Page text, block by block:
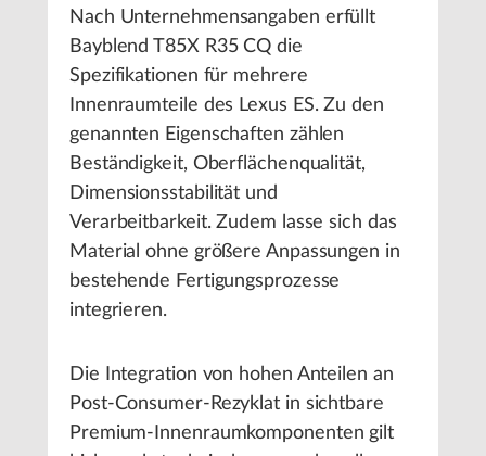
Nach Unternehmensangaben erfüllt
Bayblend T85X R35 CQ die
Spezifikationen für mehrere
Innenraumteile des Lexus ES. Zu den
genannten Eigenschaften zählen
Beständigkeit, Oberflächenqualität,
Dimensionsstabilität und
Verarbeitbarkeit. Zudem lasse sich das
Material ohne größere Anpassungen in
bestehende Fertigungsprozesse
integrieren.
Die Integration von hohen Anteilen an
Post-Consumer-Rezyklat in sichtbare
Premium-Innenraumkomponenten gilt